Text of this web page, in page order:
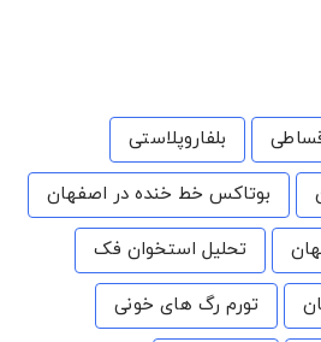
بلفاروپلاستی
بوتاکس خط خنده در اصفهان
تحلیل استخوان فک
تورم رگ های خونی